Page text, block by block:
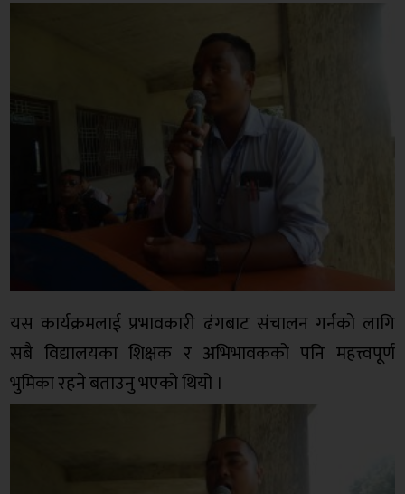
यस कार्यक्रमलाई प्रभावकारी ढंगबाट संचालन गर्नको लागि
सबै विद्यालयका शिक्षक र अभिभावकको पनि महत्त्वपूर्ण
भुमिका रहने बताउनु भएको थियो ।